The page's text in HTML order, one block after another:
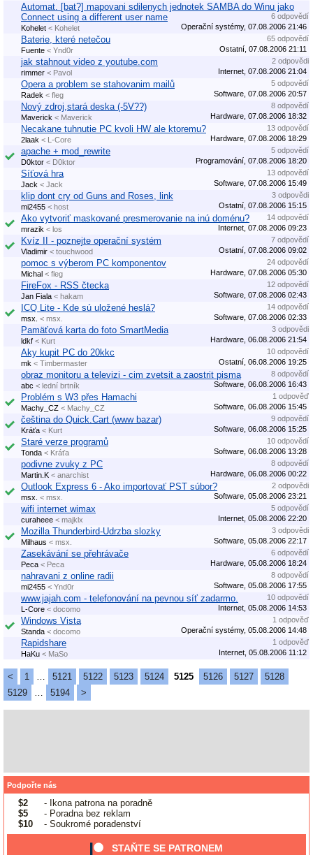
Automat. [bat?] mapovani sdilenych jednotek SAMBA do Winu jako
Connect using a different user name
6 odpovědí
Kohelet < Kohelet Operační systémy, 07.08.2006 21:46
Baterie, které netečou
65 odpovědí
Fuente < Ynd0r Ostatní, 07.08.2006 21:11
jak stahnout video z youtube.com
2 odpovědi
rimmer < Pavol Internet, 07.08.2006 21:04
Opera a problem se stahovanim mailů
5 odpovědí
Radek < fleg Software, 07.08.2006 20:57
Nový zdroj,stará deska (-5V??)
8 odpovědí
Maverick < Maverick Hardware, 07.08.2006 18:32
Necakane tuhnutie PC kvoli HW ale ktoremu?
13 odpovědí
2laak < L-Core Hardware, 07.08.2006 18:29
apache + mod_rewrite
5 odpovědí
D0ktor < D0ktor Programování, 07.08.2006 18:20
Síťová hra
13 odpovědí
Jack < Jack Software, 07.08.2006 15:49
klip dont cry od Guns and Roses, link
3 odpovědi
mi2455 < host Ostatní, 07.08.2006 15:15
Ako vytvoriť maskované presmerovanie na inú doménu?
14 odpovědí
mrazik < los Internet, 07.08.2006 09:23
Kvíz II - poznejte operační systém
7 odpovědí
Vladimir < touchwood Ostatní, 07.08.2006 09:02
pomoc s výberom PC komponentov
24 odpovědí
Michal < fleg Hardware, 07.08.2006 05:30
FireFox - RSS čtecka
12 odpovědí
Jan Fiala < hakam Software, 07.08.2006 02:43
ICQ Lite - Kde sú uložené heslá?
14 odpovědí
msx. < msx. Software, 07.08.2006 02:33
Pamäťová karta do foto SmartMedia
3 odpovědi
ldkf < Kurt Hardware, 06.08.2006 21:54
Aky kupit PC do 20kkc
10 odpovědí
mk < Timbermaster Ostatní, 06.08.2006 19:25
obraz monitoru a televizi - cim zvetsit a zaostrit pisma
8 odpovědí
abc < lední brtník Software, 06.08.2006 16:43
Problém s W3 přes Hamachi
1 odpověď
Machy_CZ < Machy_CZ Software, 06.08.2006 15:45
čeština do Quick.Cart (www bazar)
9 odpovědí
Kráťa < Kurt Software, 06.08.2006 15:25
Staré verze programů
10 odpovědí
Tonda < Kráťa Software, 06.08.2006 13:28
podivne zvuky z PC
8 odpovědí
Martin.K < anarchist Hardware, 06.08.2006 00:22
Outlook Express 6 - Ako importovať PST súbor?
2 odpovědi
msx. < msx. Software, 05.08.2006 23:21
wifi internet wimax
5 odpovědí
curaheee < majklx Internet, 05.08.2006 22:20
Mozilla Thunderbird-Udrzba slozky
3 odpovědi
Milhaus < msx. Software, 05.08.2006 22:17
Zasekávání se přehrávače
6 odpovědí
Peca < Peca Hardware, 05.08.2006 18:24
nahravani z online radii
8 odpovědí
mi2455 < Ynd0r Software, 05.08.2006 17:55
www.jajah.com - telefonování na pevnou síť zadarmo.
10 odpovědí
L-Core < docomo Internet, 05.08.2006 14:53
Windows Vista
1 odpověď
Standa < docomo Operační systémy, 05.08.2006 14:48
Rapidshare
1 odpověď
HaKu < MaSo Internet, 05.08.2006 11:12
< 1 5121 5122 5123 5124 5125 5126 5127
5128
5129
5194 >
Podpořte nás
$2
- Ikona patrona na poradně
$5
- Poradna bez reklam
$10
- Soukromé poradenství
STAŇTE SE PATRONEM